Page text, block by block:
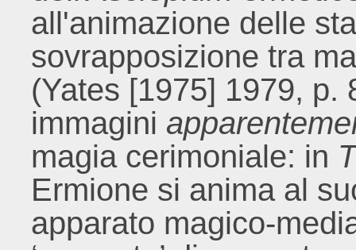
all'animazione delle
sovrapposizione tra
(Yates [1975] 1979, p.
immagini
magia cerimoniale: in
Ermione si anima al
apparato magico-